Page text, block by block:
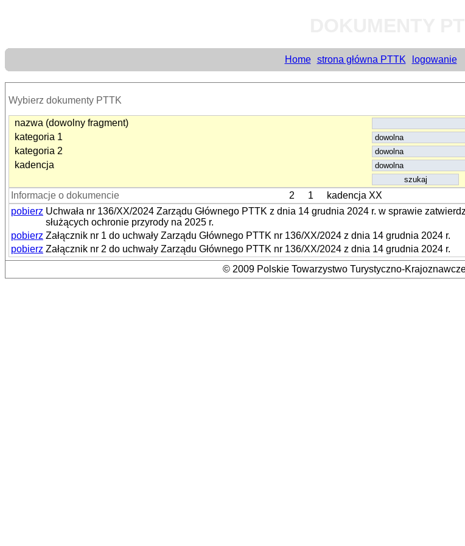
Home strona główna PTTK logowanie
Wybierz dokumenty PTTK
nazwa (dowolny fragment)
kategoria 1
kategoria 2
kadencja
Informacje o dokumencie 2 1 kadencja XX
pobierz Uchwała nr 136/XX/2024 Zarządu Głównego PTTK z dnia 14 grudnia 2024 r. w sprawie
służących ochronie przyrody na 2025 r.
pobierz Załącznik nr 1 do uchwały Zarządu Głównego PTTK nr 136/XX/2024 z dnia 14 grudnia 2024 r.
pobierz Załącznik nr 2 do uchwały Zarządu Głównego PTTK nr 136/XX/2024 z dnia 14 grudnia 2024 r.
© 2009 Polskie Towarzystwo Turystyczno-